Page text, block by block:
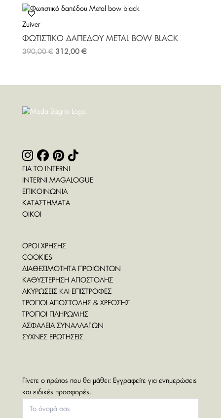
Zuiver
ΦΩΤΙΣΤΙΚΌ ΔΑΠΈΔΟΥ METAL BOW BLACK
390,00€ 312,00 €
ΓΙΑ ΤΟ INTERNI
INTERNI MAGALOGUE
ΕΠΙΚΟΙΝΩΝΙΑ
ΚΑΤΑΣΤΗΜΑΤΑ
ΟΙΚΟΙ
ΟΡΟΙ ΧΡΗΣΗΣ
COOKIES
ΔΙΑΘΕΣΙΜΟΤΗΤΑ ΠΡΟΙΟΝΤΩΝ
ΚΑΘΥΣΤΕΡΗΣΗ ΑΠΟΣΤΟΛΗΣ
ΑΚΥΡΩΣΕΙΣ ΚΑΙ ΕΠΙΣΤΡΟΦΕΣ
ΤΡΟΠΟΙ ΑΠΟΣΤΟΛΗΣ & ΧΡΕΩΣΗΣ
ΤΡΟΠΟΙ ΠΛΗΡΩΜΗΣ
ΑΣΦΑΛΕΙΑ ΣΥΝΑΛΛΑΓΩΝ
ΣΥΧΝΕΣ ΕΡΩΤΗΣΕΙΣ
Γίνετε ο πρώτος που θα μάθει: Εγγραφείτε για ενημερώσεις
και ειδικές προσφορές.